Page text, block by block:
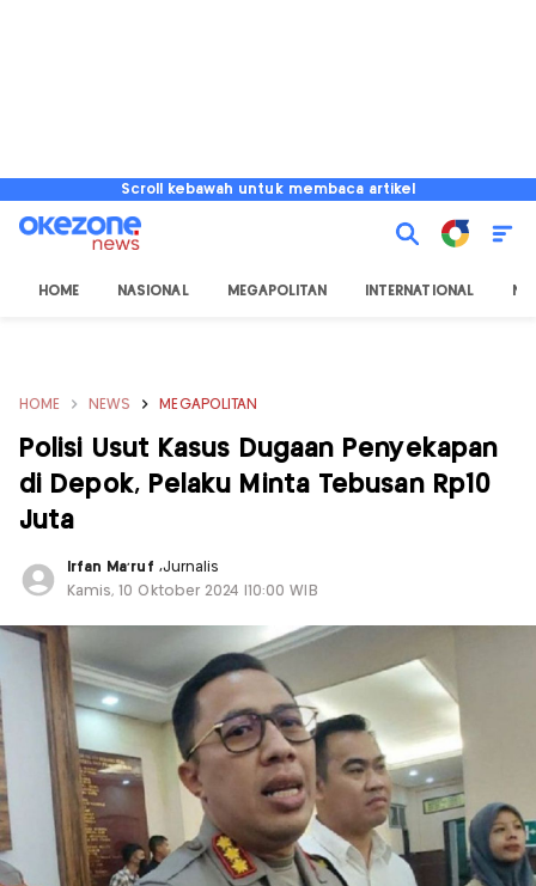
Scroll kebawah untuk membaca artikel
HOME NASIONAL MEGAPOLITAN INTERNATIONAL
HOME NEWS MEGAPOLITAN
Polisi Usut Kasus Dugaan Penyekapan
di Depok, Pelaku Minta Tebusan Rp10
Juta
Irfan Ma'ruf ,Jurnalis
Kamis, 10 Oktober 2024 |10:00 WIB